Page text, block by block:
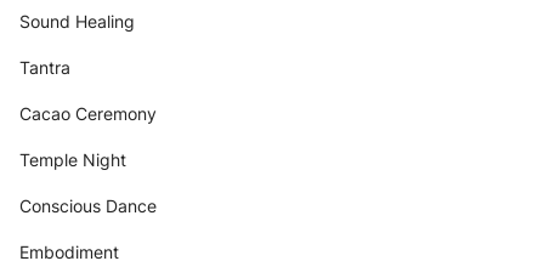
Sound Healing
Tantra
Cacao Ceremony
Temple Night
Conscious Dance
Embodiment